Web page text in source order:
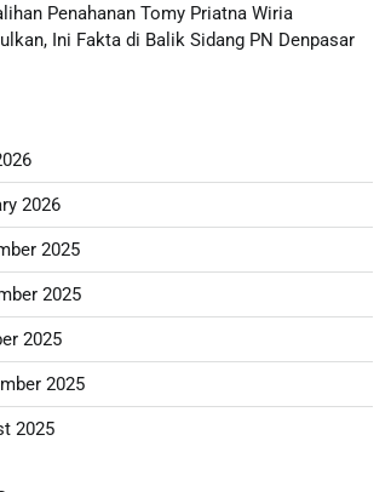
Penahanan Tomy Priatna Wiria
Ini Fakta di Balik Sidang PN Denpasar
2026
2025
2025
2025
2025
2025